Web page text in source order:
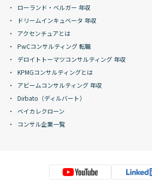
ローランド・ベルガー 年収
ドリームインキュベータ 年収
アクセンチュアとは
PwCコンサルティング 転職
デロイトトーマツコンサルティング 年収
KPMGコンサルティングとは
アビームコンサルティング 年収
Dirbato（ディルバート）
ベイカレクローン
コンサル企業一覧